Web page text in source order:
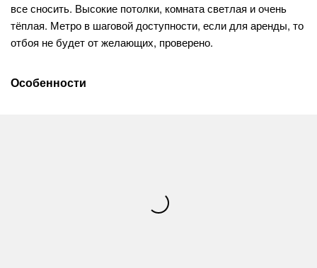
все сносить. Высокие потолки, комната светлая и очень
тёплая. Метро в шаговой доступности, если для аренды, то
отбоя не будет от желающих, проверено.
Особенности